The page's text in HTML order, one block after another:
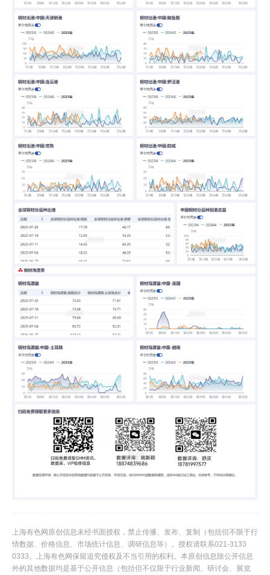
上海有色网原创信息未经书面授权，禁止传播、发布、复制（包括但不限于行
情数据、价格信息、市场统计信息、调研信息等）。授权请联系021-3133
0333。上海有色网保留追究侵权及不当引用的权利。本原创信息除公开信息
外的其他数据均是基于公开信息（包括但不仅限于行业新闻、研讨会、展览